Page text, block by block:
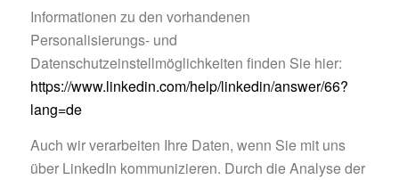
Informationen zu den vorhandenen
Personalisierungs- und
Datenschutzeinstellmöglichkeiten finden Sie hier:
https://www.linkedin.com/help/linkedin/answer/66?
lang=de
Auch wir verarbeiten Ihre Daten, wenn Sie mit uns
über LinkedIn kommunizieren. Durch die Analyse der